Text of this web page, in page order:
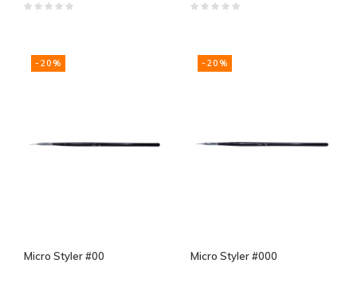
-20%
Micro Styler #00
-20%
Micro Styler #000